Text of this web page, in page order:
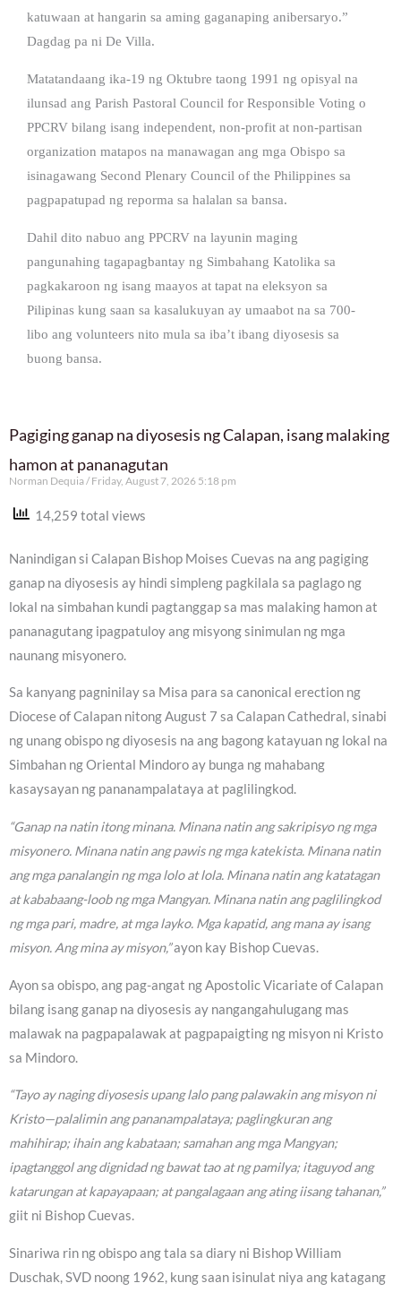
katuwaan at hangarin sa aming gaganaping anibersaryo.”
Dagdag pa ni De Villa.
Matatandaang ika-19 ng Oktubre taong 1991 ng opisyal na
ilunsad ang Parish Pastoral Council for Responsible Voting o
PPCRV bilang isang independent, non-profit at non-partisan
organization matapos na manawagan ang mga Obispo sa
isinagawang Second Plenary Council of the Philippines sa
pagpapatupad ng reporma sa halalan sa bansa.
Dahil dito nabuo ang PPCRV na layunin maging
pangunahing tagapagbantay ng Simbahang Katolika sa
pagkakaroon ng isang maayos at tapat na eleksyon sa
Pilipinas kung saan sa kasalukuyan ay umaabot na sa 700-
libo ang volunteers nito mula sa iba’t ibang diyosesis sa
buong bansa.
Pagiging ganap na diyosesis ng Calapan, isang malaking
hamon at pananagutan
Norman Dequia Friday, August 7, 2026 5:18 pm
14,259 total views
Nanindigan si Calapan Bishop Moises Cuevas na ang pagiging
ganap na diyosesis ay hindi simpleng pagkilala sa paglago ng
lokal na simbahan kundi pagtanggap sa mas malaking hamon at
pananagutang ipagpatuloy ang misyong sinimulan ng mga
naunang misyonero.
Sa kanyang pagninilay sa Misa para sa canonical erection ng
Diocese of Calapan nitong August 7 sa Calapan Cathedral, sinabi
ng unang obispo ng diyosesis na ang bagong katayuan ng lokal na
Simbahan ng Oriental Mindoro ay bunga ng mahabang
kasaysayan ng pananampalataya at paglilingkod.
“Ganap na natin itong minana. Minana natin ang sakripisyo ng mga
misyonero. Minana natin ang pawis ng mga katekista. Minana natin
ang mga panalangin ng mga lolo at lola. Minana natin ang katatagan
at kababaang-loob ng mga Mangyan. Minana natin ang paglilingkod
ng mga pari, madre, at mga layko. Mga kapatid, ang mana ay isang
misyon. Ang mina ay misyon,”ayon kay Bishop Cuevas.
Ayon sa obispo, ang pag-angat ng Apostolic Vicariate of Calapan
bilang isang ganap na diyosesis ay nangangahulugang mas
malawak na pagpapalawak at pagpapaigting ng misyon ni Kristo
sa Mindoro.
“Tayo ay naging diyosesis upang lalo pang palawakin ang misyon ni
Kristo—palalimin ang pananampalataya; paglingkuran ang
mahihirap; ihain ang kabataan; samahan ang mga Mangyan;
ipagtanggol ang dignidad ng bawat tao at ng pamilya; itaguyod ang
katarungan at kapayapaan; at pangalagaan ang ating iisang tahanan,”
giit ni Bishop Cuevas.
Sinariwa rin ng obispo ang tala sa diary ni Bishop William
Duschak, SVD noong 1962, kung saan isinulat niya ang katagang